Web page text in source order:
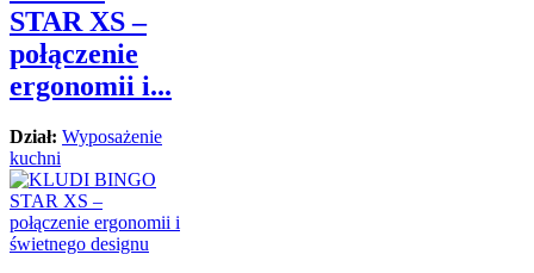
STAR XS –
połączenie
ergonomii i...
Dział: Wyposażenie
kuchni